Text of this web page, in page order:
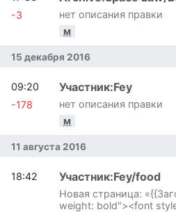
нет описания правки
м
-3
15 декабря 2016
Участник:Fey
нет описания правки
м
09:20
-178
11 августа 2016
Участник:Fey/food
Новая страница:
weight: bold"><font
18:42